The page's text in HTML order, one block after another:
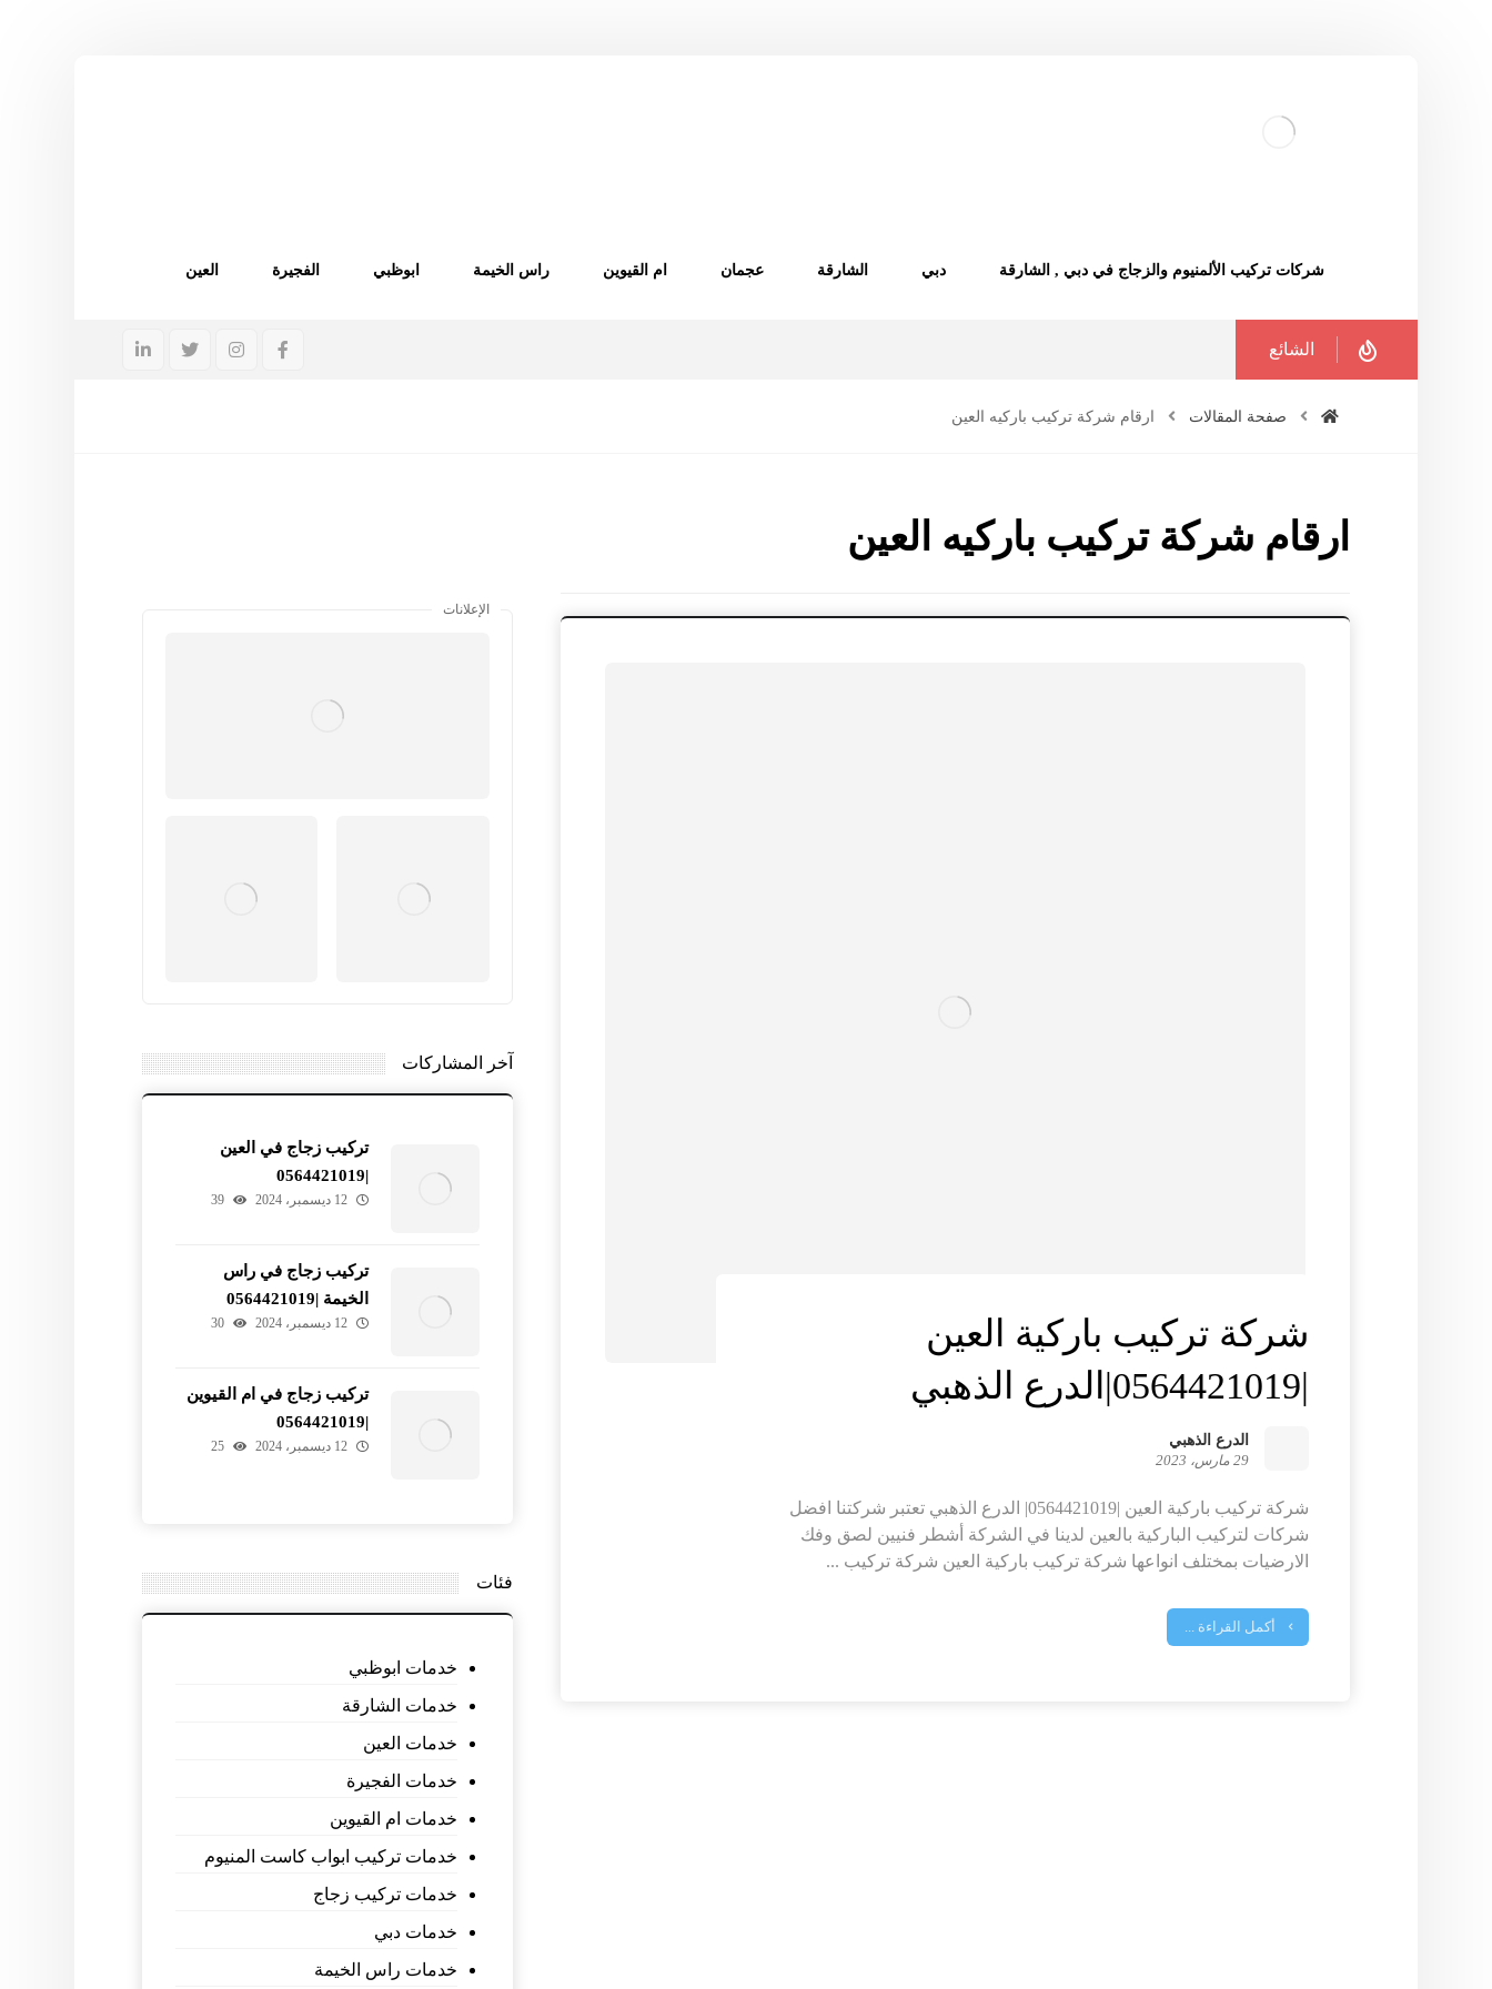
شركات تركيب الألمنيوم والزجاج في دبي , الشارقة دبي الشارقة عجمان ام القيوين راس الخيمة ابوظبي الفجيرة العين
الشائع
صفحة المقالات ارقام شركة تركيب باركيه العين
ارقام شركة تركيب باركيه العين
شركة تركيب باركية العين
|0564421019|الدرع الذهبي
الدرع الذهبي
29 مارس، 2023
شركة تركيب باركية العين |0564421019| الدرع الذهبي تعتبر شركتنا افضل
شركات لتركيب الباركية بالعين لدينا في الشركة أشطر فنيين لصق وفك
الارضيات بمختلف انواعها شركة تركيب باركية العين شركة تركيب ...
أكمل القراءة ...
الإعلانات
آخر المشاركات
تركيب زجاج في العين
|0564421019
12 ديسمبر، 2024 39
تركيب زجاج في راس
الخيمة |0564421019
12 ديسمبر، 2024 30
تركيب زجاج في ام القيوين
|0564421019
12 ديسمبر، 2024 25
فئات
خدمات ابوظبي
خدمات الشارقة
خدمات العين
خدمات الفجيرة
خدمات ام القيوين
خدمات تركيب ابواب كاست المنيوم
خدمات تركيب زجاج
خدمات دبي
خدمات راس الخيمة